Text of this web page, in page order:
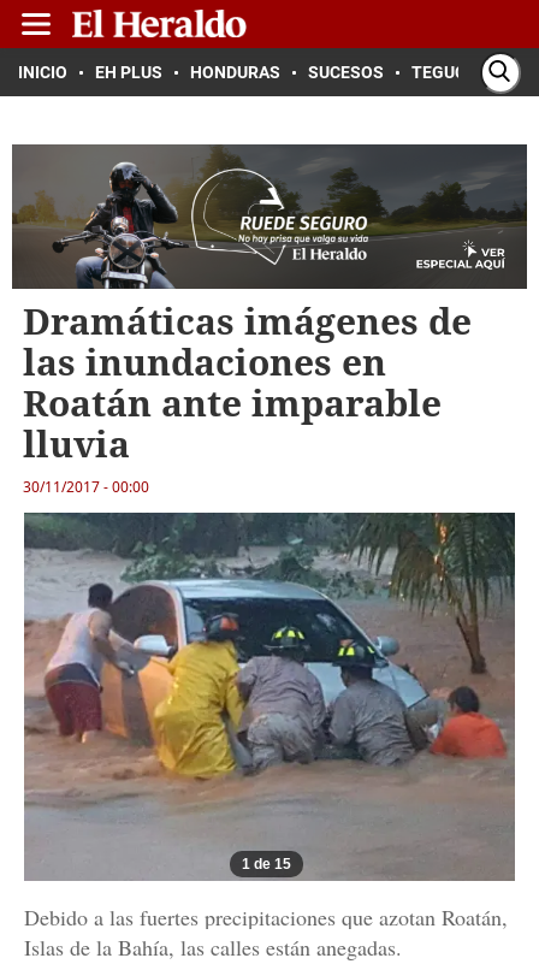
INICIO EH PLUS HONDURAS SUCESOS TEGUCIGALPA
Dramáticas imágenes de
las inundaciones en
Roatán ante imparable
lluvia
30/11/2017 - 00:00
1 de 15
Debido a las fuertes precipitaciones que azotan Roatán,
Islas de la Bahía, las calles están anegadas.